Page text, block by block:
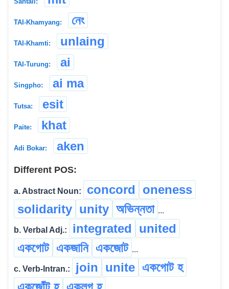
TAI-Khamyang: নেং
TAI-Khamti: unlaing
TAI-Turung: ai
Singpho: ai ma
Tutsa: esit
Paite: khat
Adi Bokar: aken
Different POS:
a. Abstract Noun: concord
oneness
solidarity unity অভিন্নতা ...
b. Verbal Adj.: integrated
united
একগোট একজানি একজোট ...
c. Verb-Intran.: join unite একগোট হ